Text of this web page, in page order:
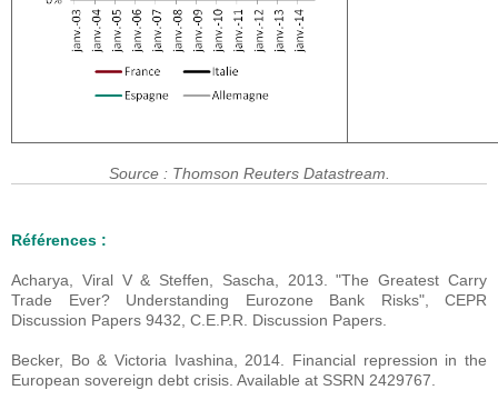
Source : Thomson Reuters Datastream.
Références :
Acharya, Viral V & Steffen, Sascha, 2013. "The Greatest Carry
Trade Ever? Understanding Eurozone Bank Risks", CEPR
Discussion Papers 9432, C.E.P.R. Discussion Papers.
Becker, Bo & Victoria Ivashina, 2014. Financial repression in the
European sovereign debt crisis. Available at SSRN 2429767.